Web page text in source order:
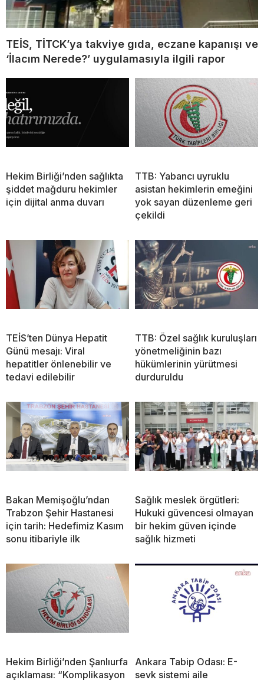
TEİS, TİTCK’ya takviye gıda, eczane kapanışı ve
‘İlacım Nerede?’ uygulamasıyla ilgili rapor
Hekim Birliği’nden sağlıkta
şiddet mağduru hekimler
için dijital anma duvarı
TTB: Yabancı uyruklu
asistan hekimlerin emeğini
yok sayan düzenleme geri
çekildi
TEİS’ten Dünya Hepatit
Günü mesajı: Viral
hepatitler önlenebilir ve
tedavi edilebilir
TTB: Özel sağlık kuruluşları
yönetmeliğinin bazı
hükümlerinin yürütmesi
durduruldu
Bakan Memişoğlu’ndan
Trabzon Şehir Hastanesi
için tarih: Hedefimiz Kasım
sonu itibariyle ilk
Sağlık meslek örgütleri:
Hukuki güvencesi olmayan
bir hekim güven içinde
sağlık hizmeti
Hekim Birliği’nden Şanlıurfa
açıklaması: “Komplikasyon
Ankara Tabip Odası: E-
sevk sistemi aile